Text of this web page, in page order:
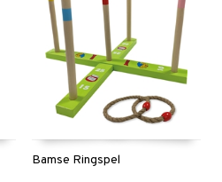
Bamse Ringspel